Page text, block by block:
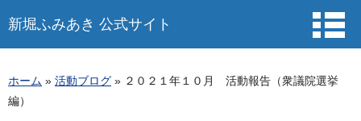
新堀ふみあき 公式サイト
ホーム » 活動ブログ » ２０２１年１０月 活動報告（衆議院選挙
編）